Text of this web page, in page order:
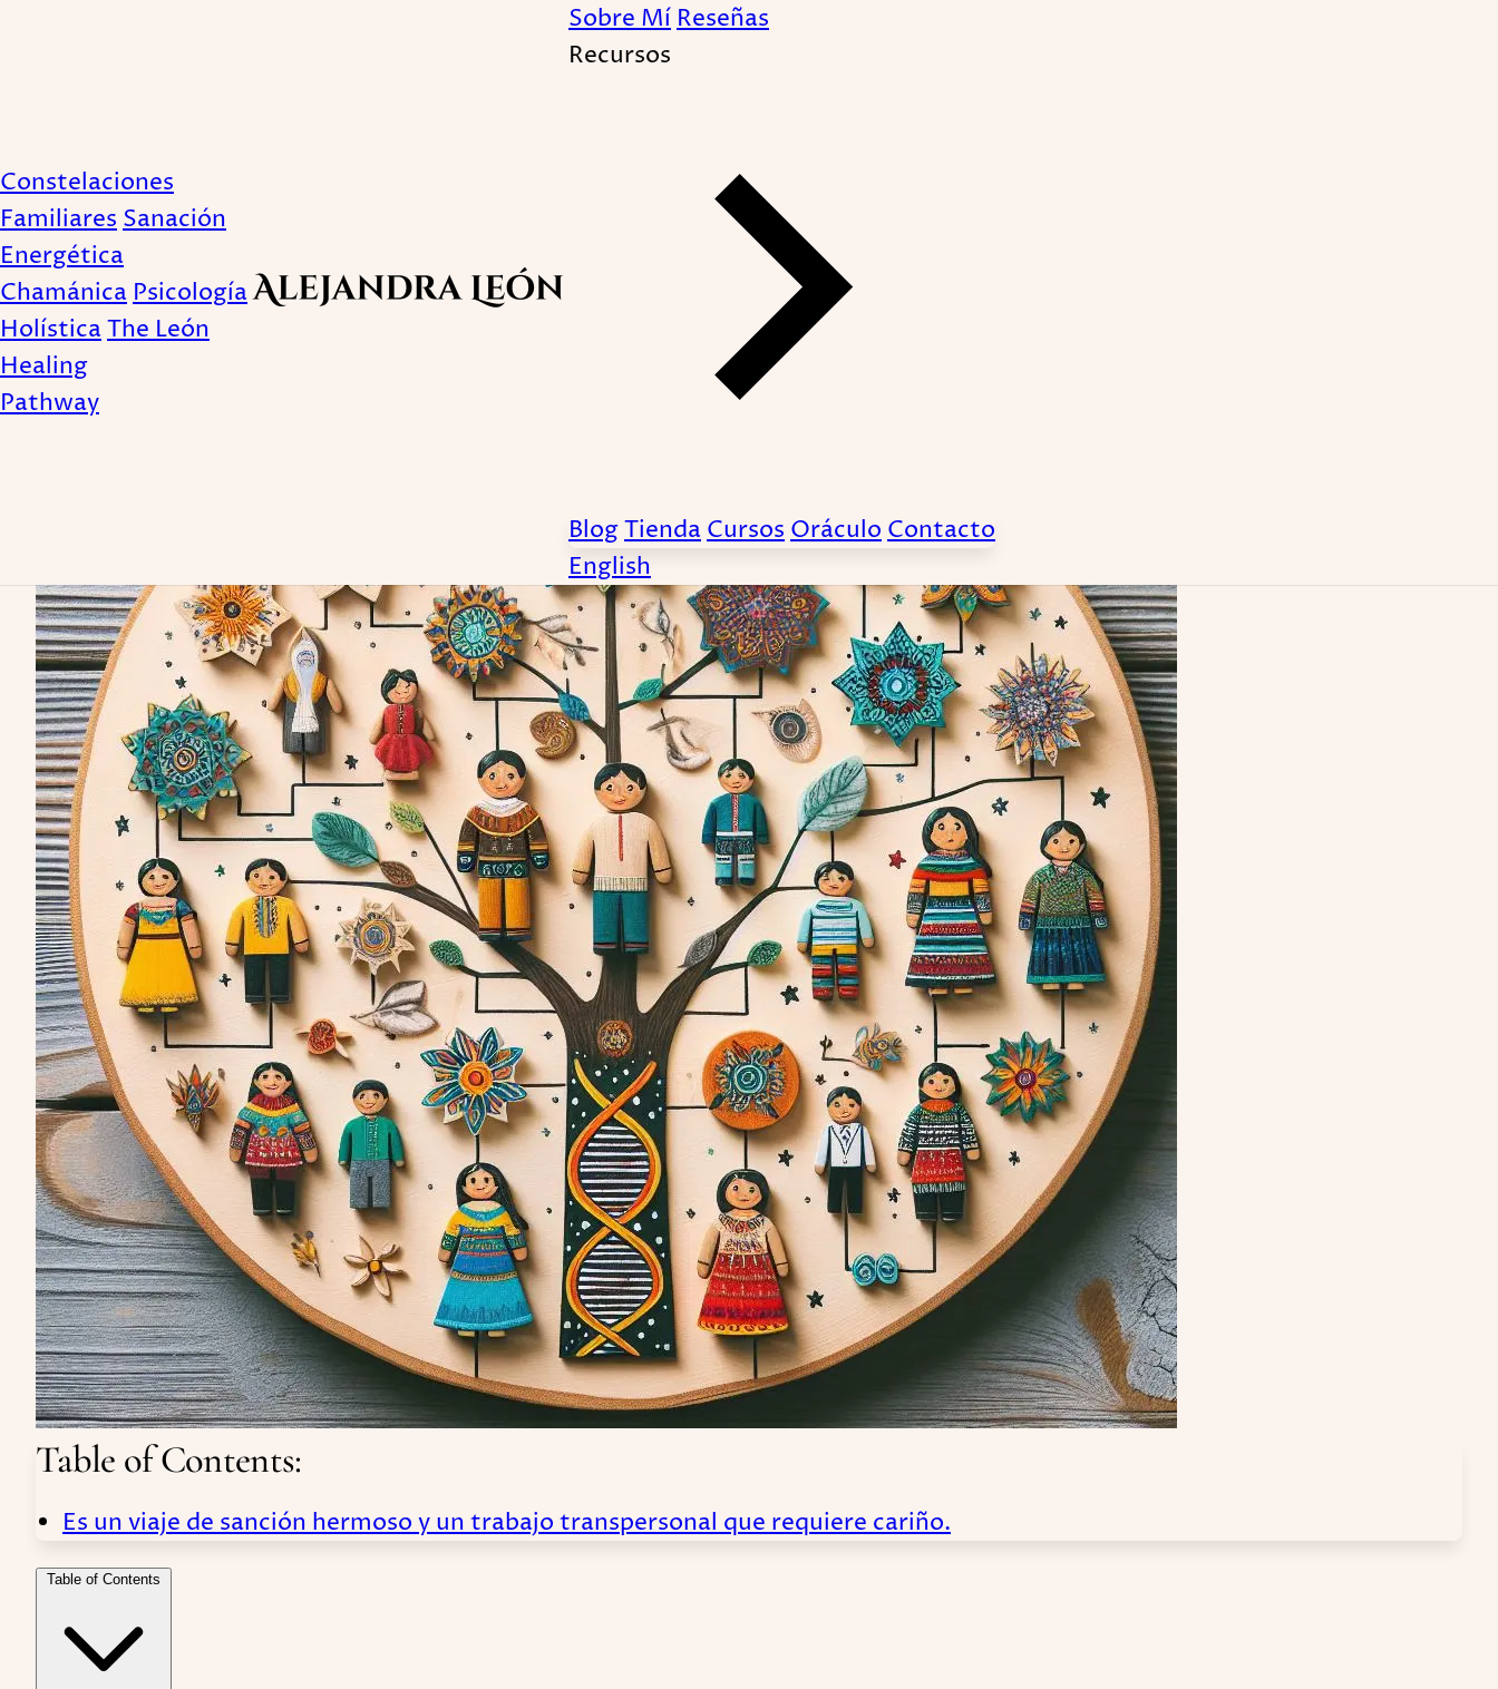
Constelaciones
Familiares Sanación
Energética
Chamánica Psicología
HolísticaThe León
Healing
Pathway
Sobre Mí Reseñas
Recursos
BlogTienda Cursos Oráculo Contacto
English
Constelaciones Familiares. ¿Cómo dibujar el árbol genealógico?
Publicado August 10, 2016
Table of Contents:
Es un viaje de sanción hermoso y un trabajo transpersonal que requiere cariño.
Table of Contents